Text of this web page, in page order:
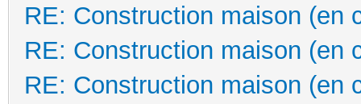
RE: Construction maison (en
RE: Construction maison (en
RE: Construction maison (en